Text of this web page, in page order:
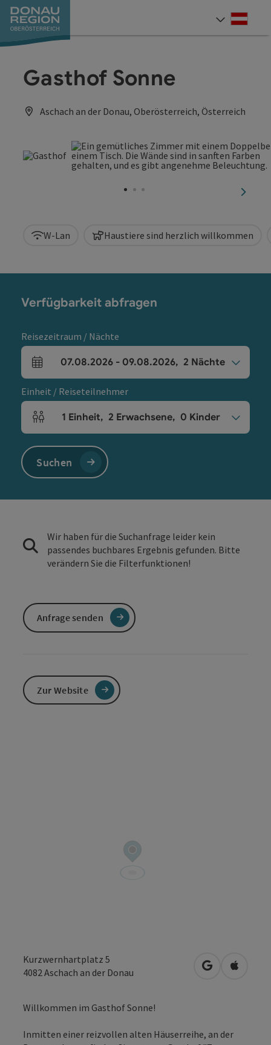
Zum Inhalt
Zur Navigation
Zum Seitenanfang
Zur Kontaktseite
Zum Impressum
Zur Startseite
Gasthof Sonne
Aschach an der Donau, Oberösterreich, Österreich
W-Lan Haustiere sind herzlich willkommen
Kurzwernhartplatz 5
4082 Aschach an der Donau in Google
in
Willkommen im Gasthof Sonne!
Inmitten einer reizvollen alten Häuserreihe, an der
Verfügbarkeit abfragen
Reisezeitraum / Nächte
An- und Abreisefelder
07.08.2026 - 09.08.2026, 2 Nächte
Einheit / Reiseteilnehmer
Einheitenanzahl und Personenfelder
1 Einheit, 2 Erwachsene, 0 Kinder
Suchen
Wir haben für die Suchanfrage leider kein
passendes buchbares Ergebnis gefunden. Bitte
verändern Sie die Filterfunktionen!
Anfrage senden
Zur Website